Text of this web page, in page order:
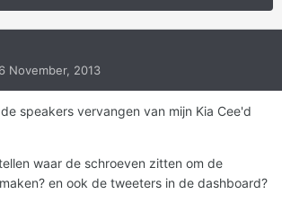
6 November, 2013
speakers vervangen van mijn Kia Cee'd
waar de schroeven zitten om de
en ook de tweeters in de dashboard?